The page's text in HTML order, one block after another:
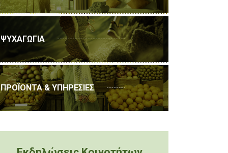
ΨΥΧΑΓΩΓΙΑ
ΠΡΟΪΟΝΤΑ & ΥΠΗΡΕΣΙΕΣ